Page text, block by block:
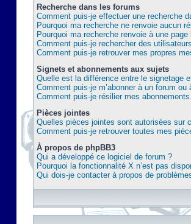
Recherche dans les forums
Comment puis-je effectuer une recherche
Pourquoi ma recherche ne renvoie aucun
Pourquoi ma recherche renvoie à une page
Comment puis-je rechercher des
Comment puis-je retrouver mes propres
Signets et abonnements aux sujets
Quelle est la différence entre le signetage
Comment puis-je m’abonner à un forum
Comment puis-je résilier mes
Pièces jointes
Quelles pièces jointes sont autorisées sur
Comment puis-je retrouver toutes mes
À propos de phpBB3
Qui a développé ce logiciel de forum ?
Pourquoi la fonctionnalité X n’est pas
Qui dois-je contacter à propos de